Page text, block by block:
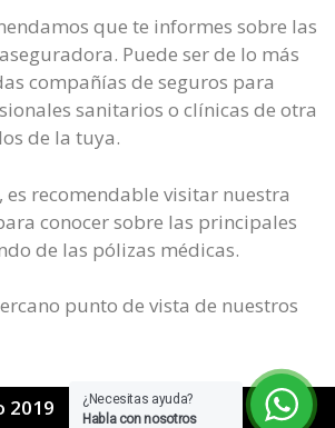
¿Necesitas ayuda?
Habla con nosotros
que te informes sobre las
Puede ser de lo más
compañías de seguros para
sanitarios o clínicas de otra
de la tuya.
recomendable visitar nuestra
conocer sobre las principales
de las pólizas médicas.
punto de vista de nuestros
2019